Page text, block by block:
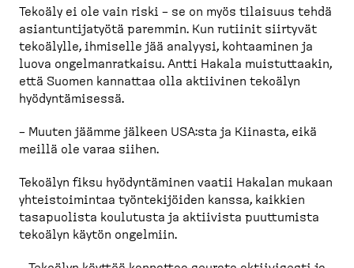
Tekoäly ei ole vain riski – se on myös tilaisuus tehdä
asiantun­ti­jatyötä paremmin. Kun rutiinit siirtyvät
tekoälylle, ihmiselle jää analyysi, kohtaaminen ja
luova ongelman­ratkaisu. Antti Hakala muistut­taakin,
että Suomen kannattaa olla aktiivinen tekoälyn
hyödyn­tä­misessä.
– Muuten jäämme jälkeen USA:sta ja Kiinasta, eikä
meillä ole varaa siihen.
Tekoälyn fiksu hyödyn­täminen vaatii Hakalan mukaan
yhteis­toi­mintaa työnte­ki­jöiden kanssa, kaikkien
tasapuolista koulutusta ja aktiivista puuttumista
tekoälyn käytön ongelmiin.